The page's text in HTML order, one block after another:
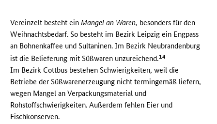
Vereinzelt besteht einMangel an Waren, besonders für den
Weihnachtsbedarf. So besteht im Bezirk Leipzig ein Engpass
an Bohnenkaffee und Sultaninen. Im Bezirk Neubrandenburg
ist die Belieferung mit Süßwaren unzureichend.14
Im Bezirk Cottbus bestehen Schwierigkeiten, weil die
Betriebe der Süßwarenerzeugung nicht termingemäß liefern,
wegen Mangel an Verpackungsmaterial und
Rohstoffschwierigkeiten. Außerdem fehlen Eier und
Fischkonserven.